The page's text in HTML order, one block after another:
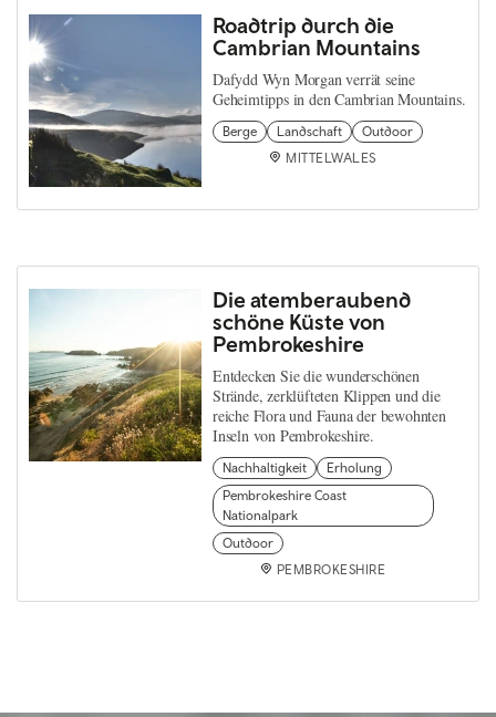
Roadtrip durch die
Cambrian Mountains
Dafydd Wyn Morgan verrät seine
Geheimtipps in den Cambrian Mountains.
Berge Landschaft
Outdoor
MITTELWALES
Die atemberaubend
schöne Küste von
Pembrokeshire
Entdecken Sie die wunderschönen
Strände, zerklüfteten Klippen und die
reiche Flora und Fauna der bewohnten
Inseln von Pembrokeshire.
Nachhaltigkeit
Erholung
Pembrokeshire Coast
Nationalpark
Outdoor
PEMBROKESHIRE